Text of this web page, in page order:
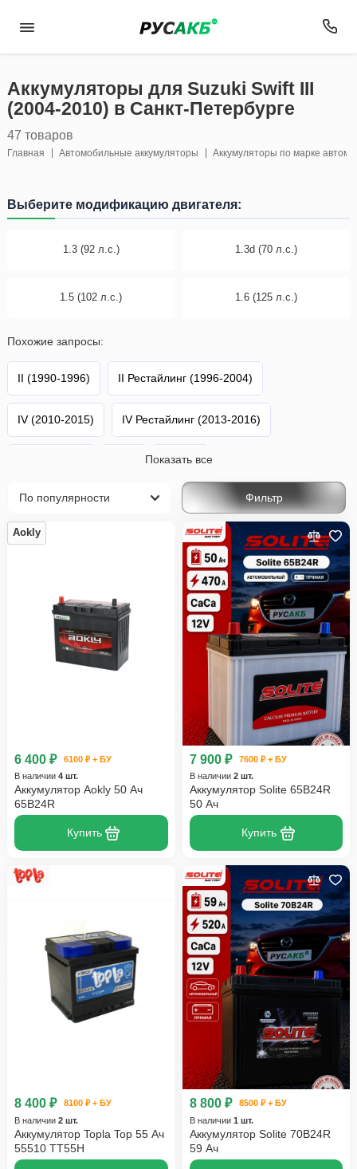
Аккумуляторы для Suzuki Swift III
(2004-2010) в Санкт-Петербурге
47 товаров
Главная Автомобильные аккумуляторы Аккумуляторы по марке
Выберите модификацию двигателя:
1.3 (92 л.с.) 1.3d (70 л.с.)
1.5 (102 л.с.) 1.6 (125 л.с.)
Похожие запросы:
II (1990-1996) II Рестайлинг (1996-2004)
IV (2010-2015) IV Рестайлинг (2013-2016)
Suzuki
Показать все
Фильтр
Aokly
6 400 ₽
6100 ₽ + БУ
В наличии 4 шт.
Аккумулятор Aokly 50 Ач
65B24R
Купить
7 900 ₽
7600 ₽ + БУ
В наличии 2 шт.
Аккумулятор Solite 65B24R
50 Ач
Купить
8 400 ₽
8100 ₽ + БУ
В наличии 2 шт.
Аккумулятор Topla Top 55 Ач
55510 TT55H
8 800 ₽
8500 ₽ + БУ
В наличии 1 шт.
Аккумулятор Solite 70B24R
59 Ач